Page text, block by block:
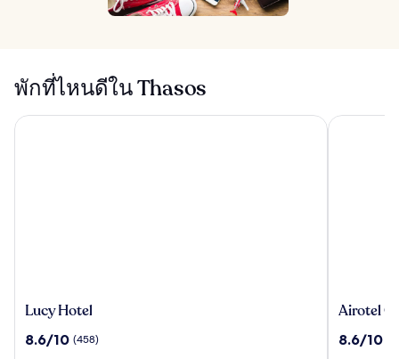
พักที่ไหนดีใน Thasos
Lucy
Lucy Hotel
8.6
8.6/10 (458)
Lucy Hotel
Airotel
Airotel
8.6
8.6/10
Airotel